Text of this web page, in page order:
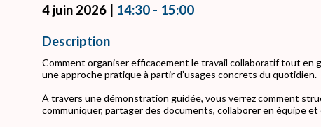
4 juin 2026 14:30 - 15:00
Description
Comment organiser efficacement le travail collaboratif tout en
une approche pratique à partir d’usages concrets du quotidien.
À travers une démonstration guidée, vous verrez comment
communiquer, partager des documents, collaborer en équipe